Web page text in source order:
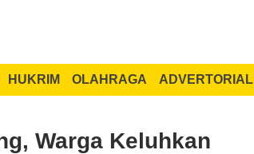
HUKRIM OLAHRAGA ADVERTORIAL
Warga Keluhkan